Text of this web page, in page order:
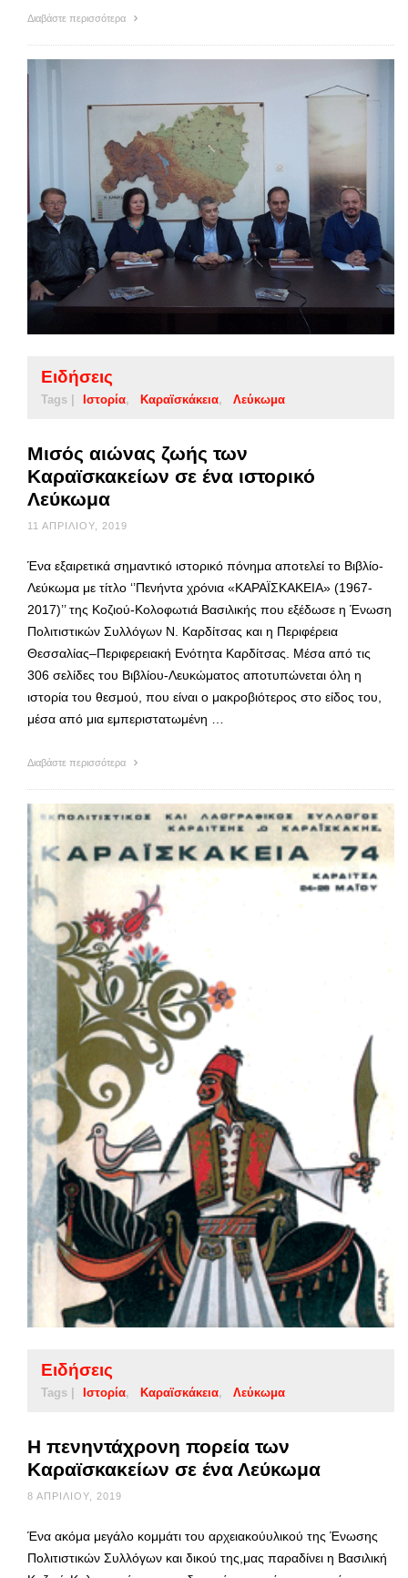
Διαβάστε περισσότερα
Ειδήσεις
Tags | Ιστορία Καραϊσκάκεια Λεύκωμα
Μισός αιώνας ζωής των
Καραϊσκακείων σε ένα ιστορικό
Λεύκωμα
11 ΑΠΡΙΛΊΟΥ, 2019
Ένα εξαιρετικά σημαντικό ιστορικό πόνημα αποτελεί το Βιβλίο-
Λεύκωμα με τίτλο ‘’Πενήντα χρόνια «ΚΑΡΑΪΣΚΑΚΕΙΑ» (1967-
2017)’’ της Κοζιού-Κολοφωτιά Βασιλικής που εξέδωσε η Ένωση
Πολιτιστικών Συλλόγων Ν. Καρδίτσας και η Περιφέρεια
Θεσσαλίας–Περιφερειακή Ενότητα Καρδίτσας. Μέσα από τις
306 σελίδες του Βιβλίου-Λευκώματος αποτυπώνεται όλη η
ιστορία του θεσμού, που είναι ο μακροβιότερος στο είδος του,
μέσα από μια εμπεριστατωμένη …
Διαβάστε περισσότερα
Ειδήσεις
Tags | Ιστορία Καραϊσκάκεια Λεύκωμα
Η πενηντάχρονη πορεία των
Καραϊσκακείων σε ένα Λεύκωμα
8 ΑΠΡΙΛΊΟΥ, 2019
Ένα ακόμα μεγάλο κομμάτι του αρχειακούυλικού της Ένωσης
Πολιτιστικών Συλλόγων και δικού της,μας παραδίνει η Βασιλική